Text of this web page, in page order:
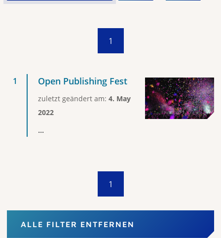
1
Open Publishing Fest
zuletzt geändert am: 4. May
2022
...
1
ALLE FILTER ENTFERNEN